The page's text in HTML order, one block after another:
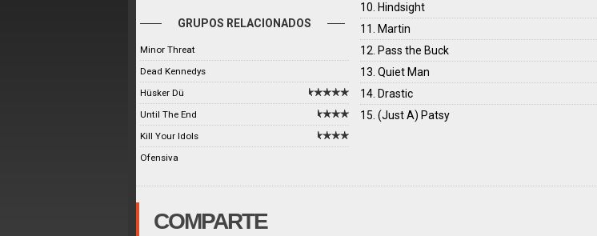
GRUPOS RELACIONADOS
Minor Threat
Dead Kennedys
Hüsker Dü
Until The End
Kill Your Idols
Ofensiva
10. Hindsight
11. Martin
12. Pass the Buck
13. Quiet Man
14. Drastic
15. (Just A) Patsy
COMPARTE